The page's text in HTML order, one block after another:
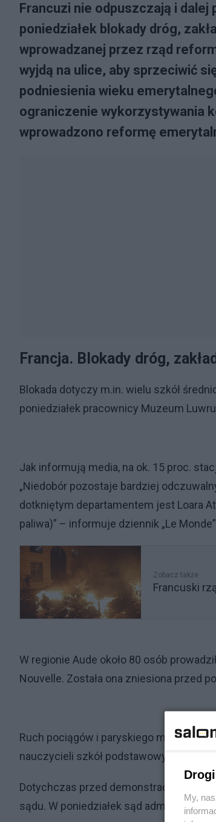
Francuzi nie odpuszczają i
poniedziałek blokady dróg,
wprowadzanej przez rząd
wyjdą na ulice, aby sprzeciwić
podniesienia wieku
ograniczenie wykorzystywania
wprowadzono reformę
Francja. Blokady dróg,
Blokada dotyczy m.in. wielu szkół
poniedziałek pracownicy Muzeum
Jak informują media, na ok. 15 proc.
„Niedobór pozostaje bardziej
dotkniętym departamentem jest Loara
paliwa)” – informuje dziennik „Le
Zobacz także
Francuski
W regionie Aude około 80 osób
Nouvelle. Została ona zniesiona przed
Ruch pociągów i paryskiego metra ma
nauczycieli szkół podstawowych w kraju.
Dotychczas przed demonstracjami
sądu. W poniedziałek sąd
My,